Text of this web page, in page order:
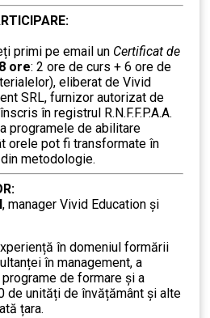
primi pe email un Certificat de
8 ore: 2 ore de curs + 6 ore de
eliberat de Vivid
SRL, furnizor autorizat de
în registrul R.N.F.F.P.A.A.
programele de abilitare
orele pot fi transformate în
metodologie.
, manager Vivid Education și
în domeniul formării
în management, a
de formare și a
de unități de învățământ şi alte
țara.